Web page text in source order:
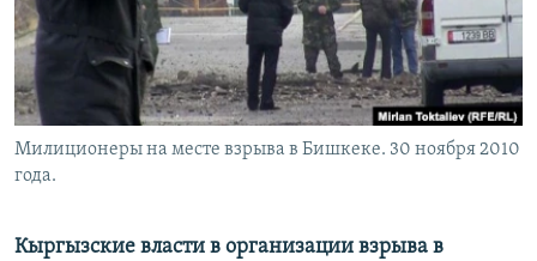
Милиционеры на месте взрыва в Бишкеке. 30 ноября 2010
года.
Кыргызские власти в организации взрыва в